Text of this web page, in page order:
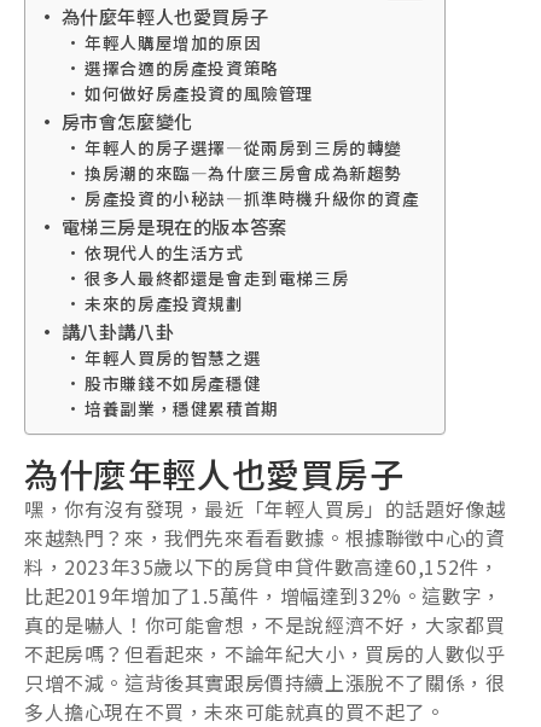
為什麼年輕人也愛買房子
年輕人購屋增加的原因
選擇合適的房產投資策略
如何做好房產投資的風險管理
房市會怎麼變化
年輕人的房子選擇—從兩房到三房的轉變
換房潮的來臨—為什麼三房會成為新趨勢
房產投資的小秘訣—抓準時機升級你的資產
電梯三房是現在的版本答案
依現代人的生活方式
很多人最終都還是會走到電梯三房
未來的房產投資規劃
講八卦講八卦
年輕人買房的智慧之選
股市賺錢不如房產穩健
培養副業，穩健累積首期
為什麼年輕人也愛買房子
嘿，你有沒有發現，最近「年輕人買房」的話題好像越
來越熱門？來，我們先來看看數據。根據聯徵中心的資
料，2023年35歲以下的房貸申貸件數高達60,152件，
比起2019年增加了1.5萬件，增幅達到32%。這數字，
真的是嚇人！你可能會想，不是說經濟不好，大家都買
不起房嗎？但看起來，不論年紀大小，買房的人數似乎
只增不減。這背後其實跟房價持續上漲脫不了關係，很
多人擔心現在不買，未來可能就真的買不起了。